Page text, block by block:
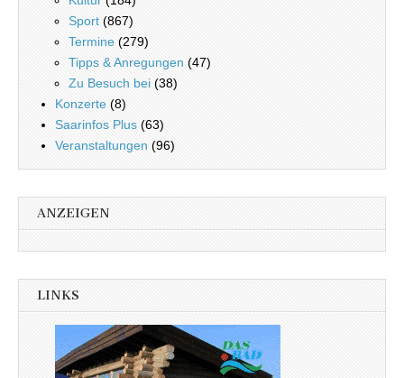
Sport (867)
Termine (279)
Tipps & Anregungen (47)
Zu Besuch bei (38)
Konzerte (8)
Saarinfos Plus (63)
Veranstaltungen (96)
ANZEIGEN
LINKS